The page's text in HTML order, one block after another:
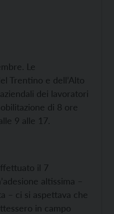
Le
Trentino e dell’Alto
dei lavoratori
di 8 ore
9 alle 17.
il 7
altissima –
– ci si aspettava che
in campo